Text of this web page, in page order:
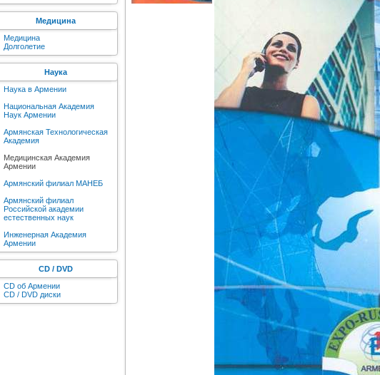
Медицина
Медицина
Долголетие
Наука
Наука в Армении
Национальная Академия
Наук Армении
Армянская Технологическая
Академия
Медицинская Академия
Армении
Армянский филиал МАНЕБ
Армянский филиал
Российской академии
естественных наук
Инженерная Академия
Армении
CD / DVD
CD об Армении
CD / DVD диски